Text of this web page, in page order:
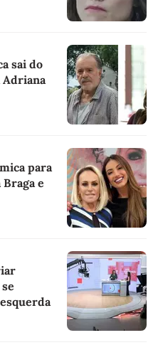
sai do
para
e